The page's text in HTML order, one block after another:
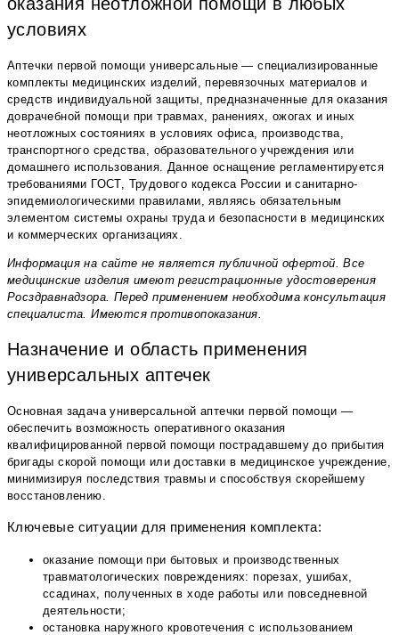
условиях
Аптечки первой помощи универсальные — специализированные
комплекты медицинских изделий, перевязочных материалов и
средств индивидуальной защиты, предназначенные для оказания
доврачебной помощи при травмах, ранениях, ожогах и иных
неотложных состояниях в условиях офиса, производства,
транспортного средства, образовательного учреждения или
домашнего использования. Данное оснащение регламентируется
требованиями ГОСТ, Трудового кодекса России и санитарно-
эпидемиологическими правилами, являясь обязательным
элементом системы охраны труда и безопасности в медицинских
и коммерческих организациях.
Информация на сайте не является публичной офертой. Все
медицинские изделия имеют регистрационные удостоверения
Росздравнадзора. Перед применением необходима консультация
специалиста. Имеются противопоказания.
Назначение и область применения
универсальных аптечек
Основная задача универсальной аптечки первой помощи —
обеспечить возможность оперативного оказания
квалифицированной первой помощи пострадавшему до прибытия
бригады скорой помощи или доставки в медицинское учреждение,
минимизируя последствия травмы и способствуя скорейшему
восстановлению.
Ключевые ситуации для применения комплекта:
оказание помощи при бытовых и производственных
травматологических повреждениях: порезах, ушибах,
ссадинах, полученных в ходе работы или повседневной
деятельности;
остановка наружного кровотечения с использованием